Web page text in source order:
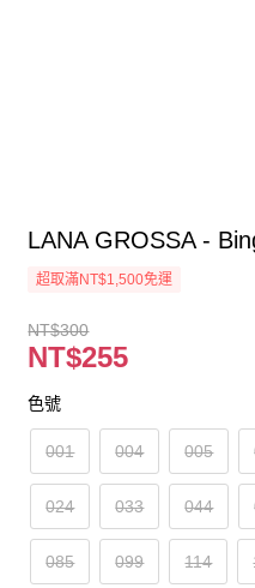
LANA GROSSA -
超取滿NT$1,500免運
NT$300
NT$255
色號
001 004 005
024 033 044
085 099 114